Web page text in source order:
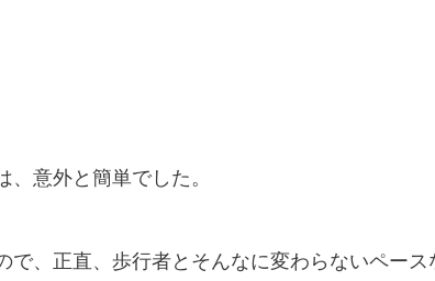
意外と簡単でした。
で、正直、歩行者とそんなに変わらないペース